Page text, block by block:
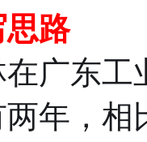
路
在广东
年，相